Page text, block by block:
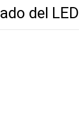
del LED